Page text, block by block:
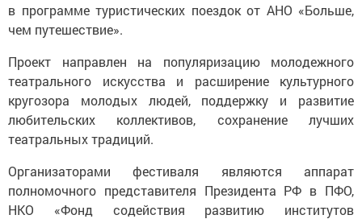
в программе туристических поездок от АНО «Больше,
чем путешествие».
Проект направлен на популяризацию молодежного
театрального искусства и расширение культурного
кругозора молодых людей, поддержку и развитие
любительских коллективов, сохранение лучших
театральных традиций.
Организаторами фестиваля являются аппарат
полномочного представителя Президента РФ в ПФО,
НКО «Фонд содействия развитию институтов